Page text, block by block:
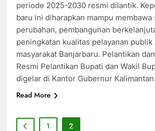
periode 2025-2030 resmi dilantik.
baru ini diharapkan mampu membawa
perubahan, pembangunan
peningkatan kualitas pelayanan publik
masyarakat Banjarbaru. Pelantikan
Resmi Pelantikan Bupati dan Wakil
digelar di Kantor Gubernur
Read More
1 2